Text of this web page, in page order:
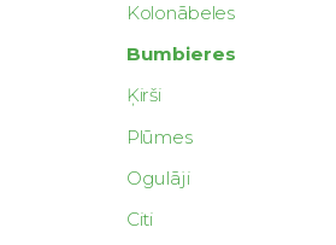
Kolonābeles
Bumbieres
Ķirši
Plūmes
Ogulāji
Citi